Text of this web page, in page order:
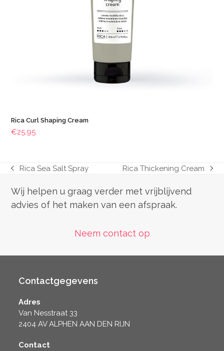
Rica Curl Shaping Cream
€25.95
previous
Rica Sea Salt Spray
next
Rica Thickening Cream
Wij helpen u graag verder met vrijblijvend
advies of het maken van een afspraak.
Neem contact op
Contactgegevens
Adres
Van Nesstraat 33
2404 AV ALPHEN AAN DEN RIJN
Contact